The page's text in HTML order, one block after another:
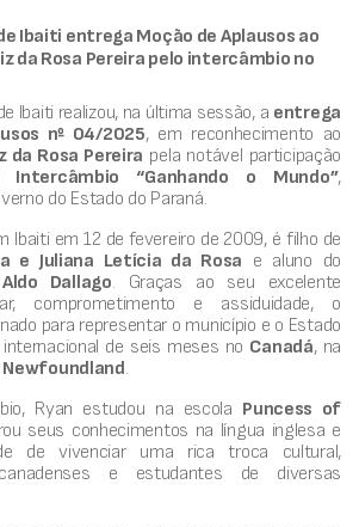
Ibaiti entrega Moção de Aplausos ao
da Rosa Pereira pelo intercâmbio no
Ibaiti realizou, na última sessão, a entrega
nº 04/2025, em reconhecimento ao
da Rosa Pereira pela notável participação
Intercâmbio “Ganhando o Mundo”,
do Estado do Paraná.
Ibaiti em 12 de fevereiro de 2009, é filho de
e Juliana Letícia da Rosa e aluno do
Dallago. Graças ao seu excelente
comprometimento e assiduidade, o
para representar o município e o Estado
de seis meses no Canadá, na
Newfoundland.
Ryan estudou na escola Puncess of
seus conhecimentos na língua inglesa e
de vivenciar uma rica troca cultural,
e estudantes de diversas